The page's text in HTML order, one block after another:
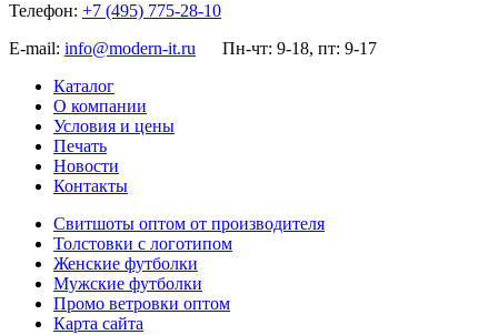
Телефон: +7 (495) 775-28-10
E-mail: info@modern-it.ru
Пн-чт: 9-18, пт: 9-17
Каталог
О компании
Условия и цены
Печать
Новости
Контакты
Свитшоты оптом от производителя
Толстовки с логотипом
Женские футболки
Мужские футболки
Промо ветровки оптом
Карта сайта